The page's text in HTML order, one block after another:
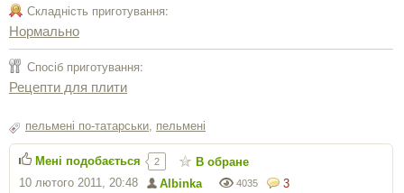
Складність приготування:
Нормально
Спосіб приготування:
Рецепти для плити
пельмені по-татарськи пельмені
3
4035
Albinka
10 лютого 2011, 20:48
Мені подобається 2 В обране